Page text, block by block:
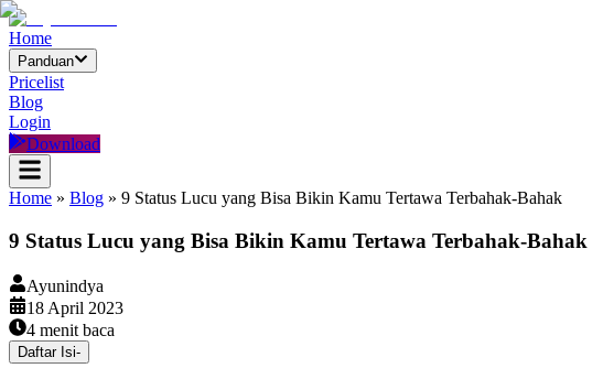
Home
Panduan
Pricelist
Blog
Login
Download
Home » Blog » 9 Status Lucu yang Bisa Bikin Kamu Tertawa Terbahak-Bahak
9 Status Lucu yang Bisa Bikin Kamu Tertawa Terbahak-Bahak
Ayunindya
18 April 2023
4 menit baca
Daftar Isi-